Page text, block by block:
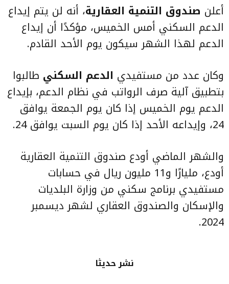
أعلن صندوق التنمية العقارية، أنه لن يتم إيداع
الدعم السكني أمس الخميس، مؤكدًا أن إيداع
الدعم لهذا الشهر سيكون يوم الأحد القادم.
وكان عدد من مستفيدي الدعم السكني طالبوا
بتطبيق آلية صرف الرواتب في نظام الدعم، بإيداع
الدعم يوم الخميس إذا كان يوم الجمعة يوافق
24، وإيداعه الأحد إذا كان يوم السبت يوافق 24.
والشهر الماضي أودع صندوق التنمية العقارية
أودع، مليارًا و11 مليون ريال في حسابات
مستفيدي برنامج سكني من وزارة البلديات
والإسكان والصندوق العقاري لشهر ديسمبر
2024.
نشر حديثا